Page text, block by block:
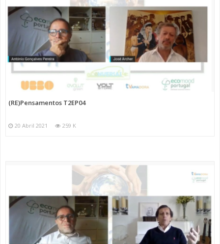
(RE)Pensamentos T2EP04
20 Abril 2021 259 K